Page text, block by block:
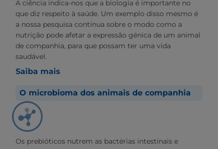
A ciência indica-nos que a biologia é importante no
que diz respeito à saúde. Um exemplo disso mesmo é
a nossa pesquisa contínua sobre o modo como a
nutrição pode afetar a expressão génica de um animal
de companhia, para que possam ter uma vida
saudável.
Saiba mais
O microbioma dos animais de companhia
Os prebióticos nutrem as bactérias intestinais e